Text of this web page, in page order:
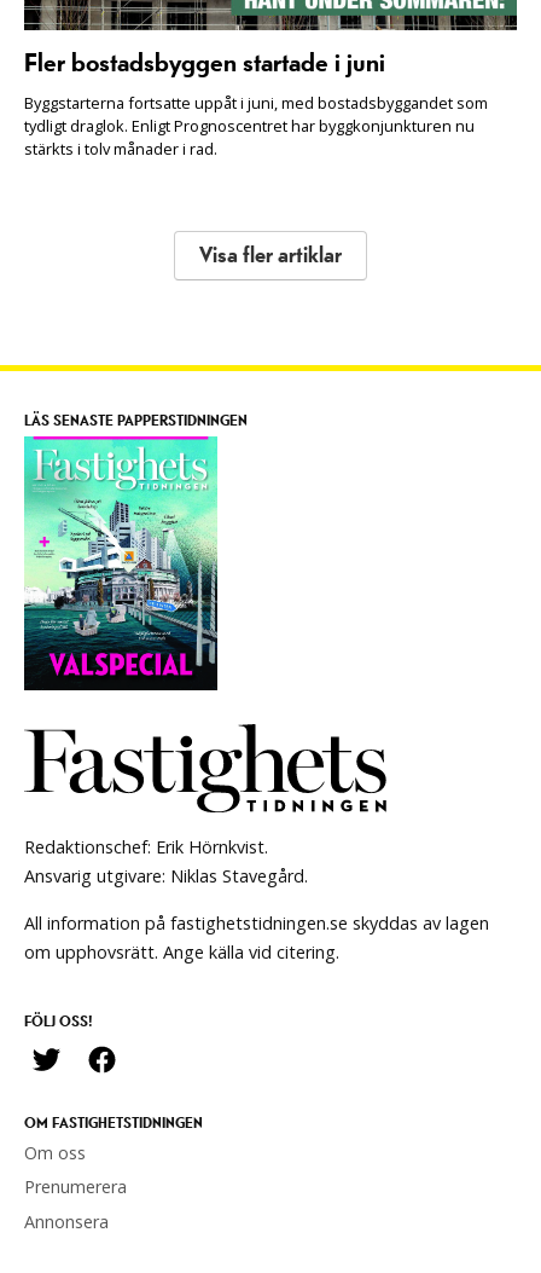
Fler bostadsbyggen startade i juni
Byggstarterna fortsatte uppåt i juni, med bostadsbyggandet som
tydligt draglok. Enligt Prognoscentret har byggkonjunkturen nu
stärkts i tolv månader i rad.
Visa fler artiklar
Redaktionschef: Erik Hörnkvist.
Ansvarig utgivare: Niklas Stavegård.
All information på fastighetstidningen.se skyddas av lagen
om upphovsrätt. Ange källa vid citering.
FÖLJ OSS!
OM FASTIGHETSTIDNINGEN
Om oss
Prenumerera
Annonsera
LÄS SENASTE PAPPERSTIDNINGEN